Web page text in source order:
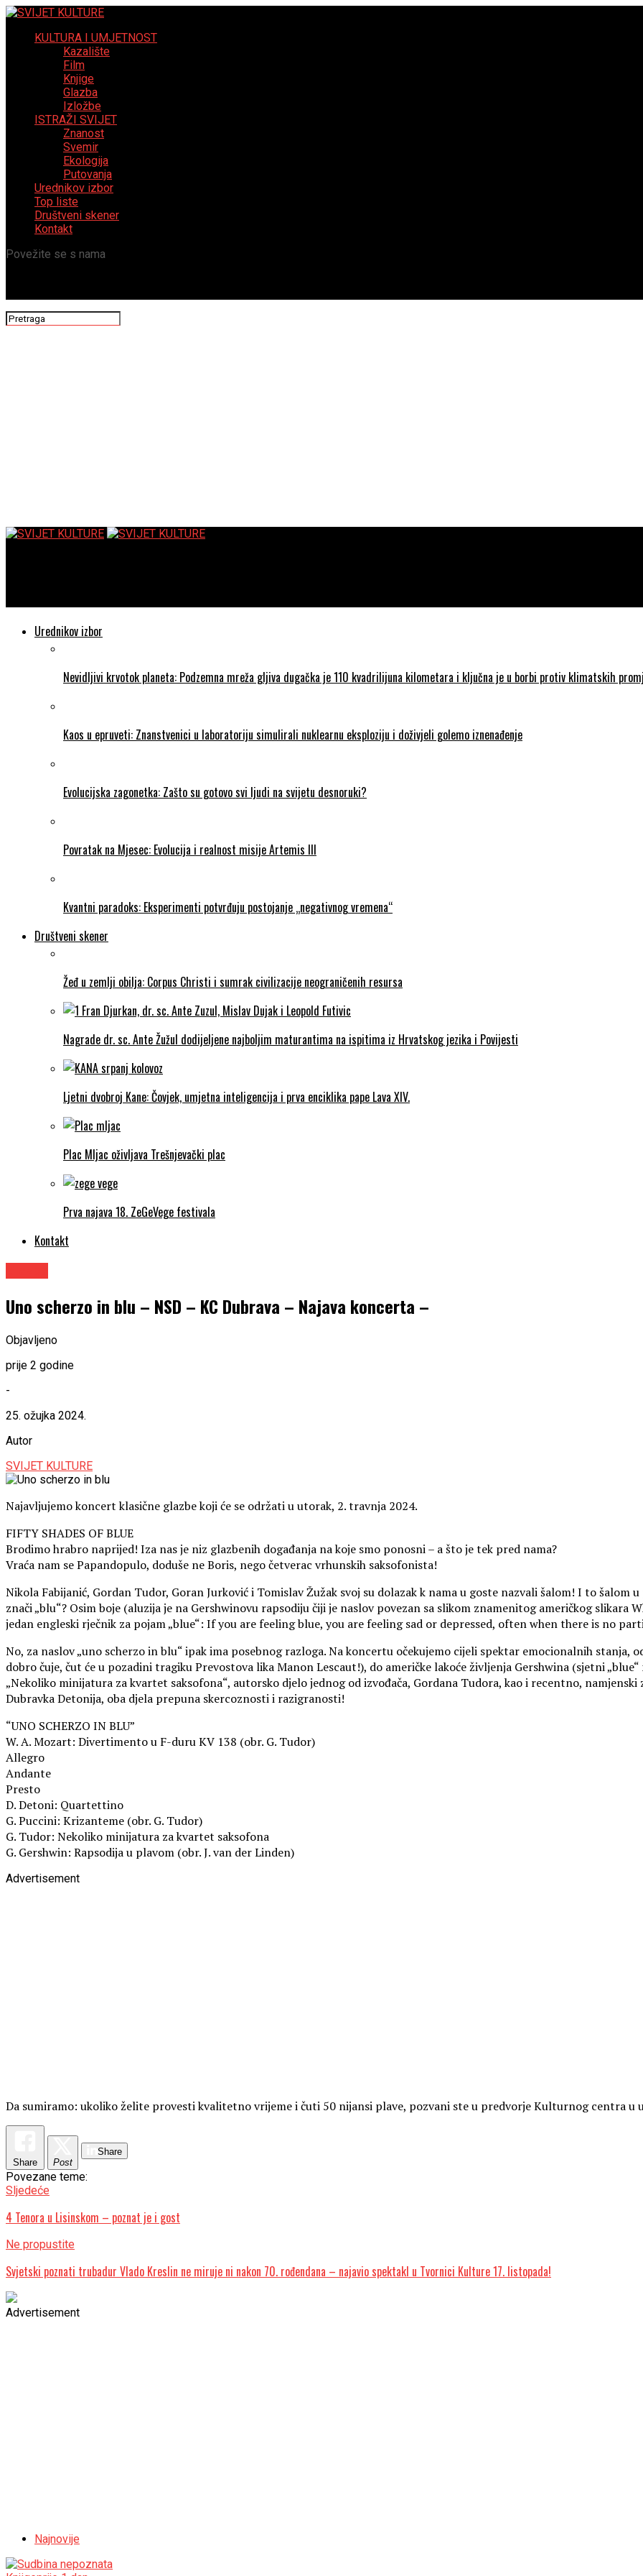
KULTURA I UMJETNOST
Kazalište
Film
Knjige
Glazba
Izložbe
ISTRAŽI SVIJET
Znanost
Svemir
Ekologija
Putovanja
Urednikov izbor
Top liste
Društveni skener
Kontakt
Povežite se s nama
Urednikov izbor
Nevidljivi krvotok planeta: Podzemna mreža gljiva dugačka je 110 kvadrilijuna kilometara i ključna je u borbi protiv klimatskih
Kaos u epruveti: Znanstvenici u laboratoriju simulirali nuklearnu eksploziju i doživjeli golemo iznenađenje
Evolucijska zagonetka: Zašto su gotovo svi ljudi na svijetu desnoruki?
Povratak na Mjesec: Evolucija i realnost misije Artemis III
Kvantni paradoks: Eksperimenti potvrđuju postojanje „negativnog vremena“
Društveni skener
Žeđ u zemlji obilja: Corpus Christi i sumrak civilizacije neograničenih resursa
Nagrade dr. sc. Ante Žužul dodijeljene najboljim maturantima na ispitima iz Hrvatskog jezika i Povijesti
Ljetni dvobroj Kane: Čovjek, umjetna inteligencija i prva enciklika pape Lava XIV.
Plac Mljac oživljava Trešnjevački plac
Prva najava 18. ZeGeVege festivala
Kontakt
Uno scherzo in blu – NSD – KC Dubrava – Najava koncerta –
Objavljeno
prije 2 godine
-
25. ožujka 2024.
Autor
SVIJET KULTURE
Najavljujemo koncert klasične glazbe koji će se održati u utorak, 2. travnja 2024.
FIFTY SHADES OF BLUE
Brodimo hrabro naprijed! Iza nas je niz glazbenih događanja na koje smo ponosni – a što je tek pred nama?
Vraća nam se Papandopulo, doduše ne Boris, nego četverac vrhunskih saksofonista!
Nikola Fabijanić, Gordan Tudor, Goran Jurković i Tomislav Žužak svoj su dolazak k nama u goste nazvali šalom! I to šalom
znači „blu“? Osim boje (aluzija je na Gershwinovu rapsodiju čiji je naslov povezan sa slikom znamenitog američkog slikara
jedan engleski rječnik za pojam „blue“: If you are feeling blue, you are feeling sad or depressed, often when there is no
No, za naslov „uno scherzo in blu“ ipak ima posebnog razloga. Na koncertu očekujemo cijeli spektar emocionalnih
dobro čuje, čut će u pozadini tragiku Prevostova lika Manon Lescaut!), do američke lakoće življenja Gershwina (sjetni
„Nekoliko minijatura za kvartet saksofona“, autorsko djelo jednog od izvođača, Gordana Tudora, kao i recentno,
Dubravka Detonija, oba djela prepuna skercoznosti i razigranosti!
“UNO SCHERZO IN BLU”
W. A. Mozart: Divertimento u F-duru KV 138 (obr. G. Tudor)
Allegro
Andante
Presto
D. Detoni: Quartettino
G. Puccini: Krizanteme (obr. G. Tudor)
G. Tudor: Nekoliko minijatura za kvartet saksofona
G. Gershwin: Rapsodija u plavom (obr. J. van der Linden)
Advertisement
Da sumiramo: ukoliko želite provesti kvalitetno vrijeme i čuti 50 nijansi plave, pozvani ste u predvorje Kulturnog centra u
Share Post
Share
Povezane teme:
Sljedeće
4 Tenora u Lisinskom – poznat je i gost
Ne propustite
Svjetski poznati trubadur Vlado Kreslin ne miruje ni nakon 70. rođendana – najavio spektakl u Tvornici Kulture 17. listopada!
Advertisement
Najnovije